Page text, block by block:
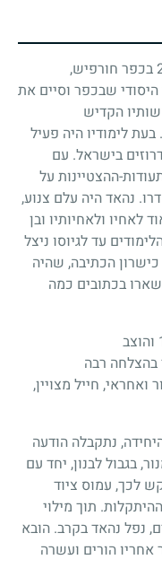
בכפר חורפיש,
שבכפר וסיים את
הקדיש
לימודיו היה פעיל
בישראל. עם
ההצטיינות על
נהאד היה עלם צנוע,
לאחיו ולאחיותיו ובן
עד לגיוסו ניצל
הכתיבה, שהיה
בכתובים כמה
והוצב
בהצלחה רבה
חייל מצויין,
נתקבלה הודעה
בגבול לבנון, יחד עם
לכך, עמוס ציוד
תוך מילוי
נפל נהאד בקרב. הובא
הורים ועשרה